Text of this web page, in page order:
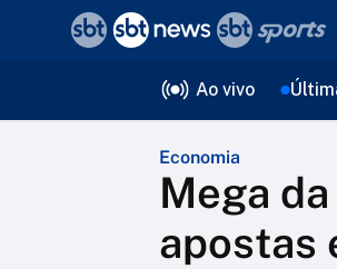
Ao vivo
Economia
Mega
apostas
voltar
Editorias